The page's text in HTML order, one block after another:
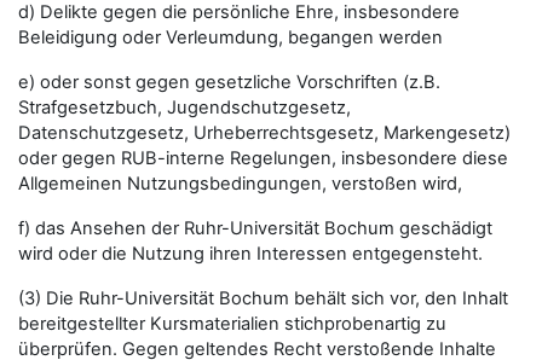
d) Delikte gegen die persönliche Ehre, insbesondere
Beleidigung oder Verleumdung, begangen werden
e) oder sonst gegen gesetzliche Vorschriften (z.B.
Strafgesetzbuch, Jugendschutzgesetz,
Datenschutzgesetz, Urheberrechtsgesetz, Markengesetz)
oder gegen RUB-interne Regelungen, insbesondere diese
Allgemeinen Nutzungsbedingungen, verstoßen wird,
f) das Ansehen der Ruhr-Universität Bochum geschädigt
wird oder die Nutzung ihren Interessen entgegensteht.
(3) Die Ruhr-Universität Bochum behält sich vor, den Inhalt
bereitgestellter Kursmaterialien stichprobenartig zu
überprüfen. Gegen geltendes Recht verstoßende Inhalte